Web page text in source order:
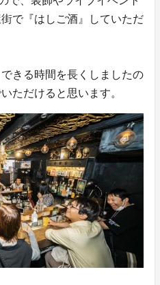
で『はしご酒』していただ
きる時間を長くしましたの
ただけると思います。